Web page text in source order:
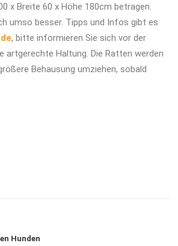
x Breite 60 x Höhe 180cm betragen.
umso besser. Tipps und Infos gibt es
, bitte informieren Sie sich vor der
artgerechte Haltung. Die Ratten werden
Behausung umziehen, sobald
Hunden